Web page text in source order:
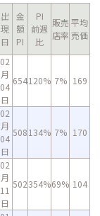
出
現
日
金
額
PI
PI
前週
比
販売
店率
平均
売価
02
月
04
日
654120% 7% 169
02
月
04
日
508134% 7% 170
02
月
11
日
502354%69% 104